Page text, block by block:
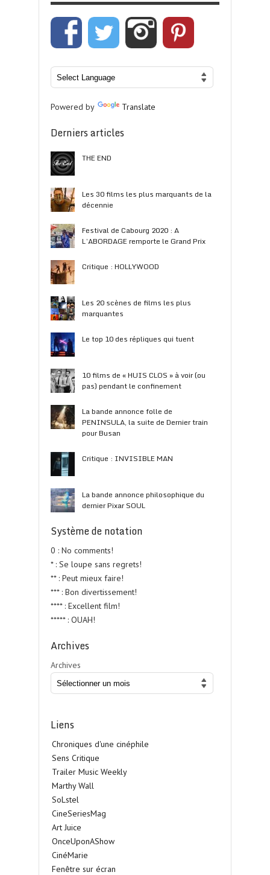
Powered by Translate
Derniers articles
THE END
Les 30 films les plus marquants de la
décennie
Festival de Cabourg 2020 : A
L’ABORDAGE remporte le Grand Prix
Critique : HOLLYWOOD
Les 20 scènes de films les plus
marquantes
Le top 10 des répliques qui tuent
10 films de « HUIS CLOS » à voir (ou
pas) pendant le confinement
La bande annonce folle de
PENINSULA, la suite de Dernier train
pour Busan
Critique : INVISIBLE MAN
La bande annonce philosophique du
dernier Pixar SOUL
Système de notation
0 : No comments!
* : Se loupe sans regrets!
** : Peut mieux faire!
*** : Bon divertissement!
**** : Excellent film!
***** : OUAH!
Archives
Archives
Liens
Chroniques d'une cinéphile
Sens Critique
Trailer Music Weekly
Marthy Wall
SoLstel
CineSeriesMag
Art Juice
OnceUponAShow
CinéMarie
Fenêtre sur écran